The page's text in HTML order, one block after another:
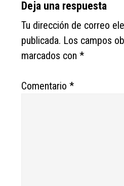
Deja una respuesta
Tu dirección de correo
publicada. Los campos
marcados con*
Comentario*